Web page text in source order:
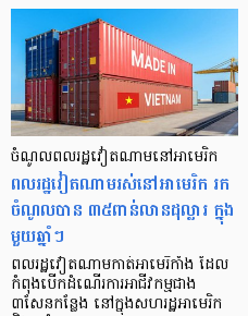
ចំណូលពលរដ្ឋវៀតណាម​នៅអាមេរិក
ពលរដ្ឋវៀតណាមរស់នៅអាមេរិក រក
ចំណូលបាន ៣៥ពាន់លានដុល្លារ ក្នុង
មួយឆ្នាំៗ
ពលរដ្ឋវៀតណាមកាត់អាមេរិកាំង ដែល
កំពុងបើកដំណើរការអាជីវកម្មជាង
៣សែនកន្លែង នៅក្នុងសហរដ្ឋអាមេរិក